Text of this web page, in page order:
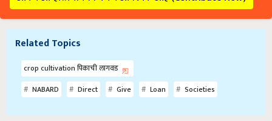
Related Topics
crop cultivation पिकाची लागवड
NABARD
Direct Give Loan Societies